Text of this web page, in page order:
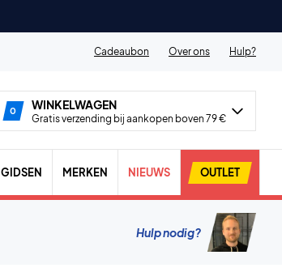
Cadeaubon Over ons Hulp?
0 WINKELWAGEN
Gratis verzending bij aankopen boven 79 €
GIDSEN MERKEN NIEUWS OUTLET
Hulp nodig?